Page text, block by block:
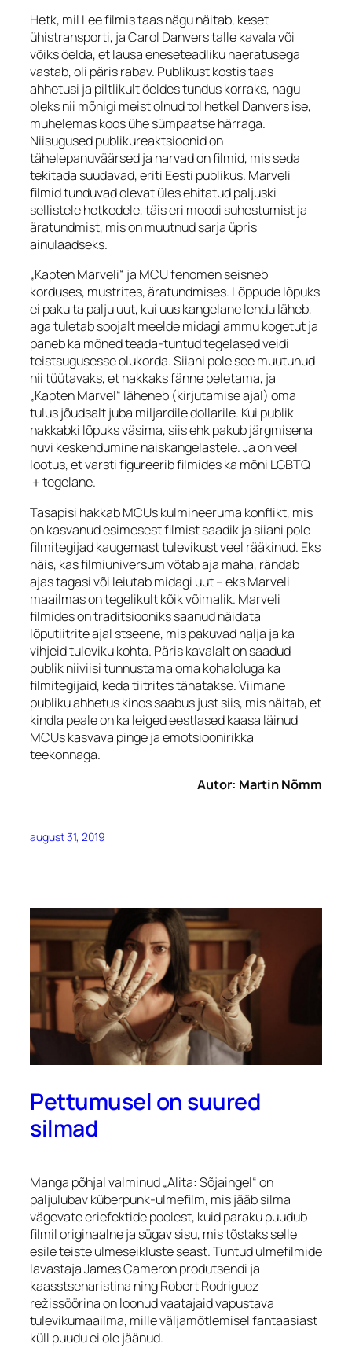
Hetk, mil Lee filmis taas nägu näitab, keset
ühistransporti, ja Carol Danvers talle kavala või
võiks öelda, et lausa eneseteadliku naeratusega
vastab, oli päris rabav. Publikust kostis taas
ahhetusi ja piltlikult öeldes tundus korraks, nagu
oleks nii mõnigi meist olnud tol hetkel Danvers ise,
muhelemas koos ühe sümpaatse härraga.
Niisugused publikureaktsioonid on
tähelepanuväärsed ja harvad on filmid, mis seda
tekitada suudavad, eriti Eesti publikus. Marveli
filmid tunduvad olevat üles ehitatud paljuski
sellistele hetkedele, täis eri moodi suhestumist ja
äratundmist, mis on muutnud sarja üpris
ainulaadseks.
„Kapten Marveli“ ja MCU fenomen seisneb
korduses, mustrites, äratundmises. Lõppude lõpuks
ei paku ta palju uut, kui uus kangelane lendu läheb,
aga tuletab soojalt meelde midagi ammu kogetut ja
paneb ka mõned teada-tuntud tegelased veidi
teistsugusesse olukorda. Siiani pole see muutunud
nii tüütavaks, et hakkaks fänne peletama, ja
„Kapten Marvel“ läheneb (kirjutamise ajal) oma
tulus jõudsalt juba miljardile dollarile. Kui publik
hakkabki lõpuks väsima, siis ehk pakub järgmisena
huvi keskendumine naiskangelastele. Ja on veel
lootus, et varsti figureerib filmides ka mõni LGBTQ
＋tegelane.
Tasapisi hakkab MCUs kulmineeruma konflikt, mis
on kasvanud esimesest filmist saadik ja siiani pole
filmitegijad kaugemast tulevikust veel rääkinud. Eks
näis, kas filmiuniversum võtab aja maha, rändab
ajas tagasi või leiutab midagi uut – eks Marveli
maailmas on tegelikult kõik võimalik. Marveli
filmides on traditsiooniks saanud näidata
lõputiitrite ajal stseene, mis pakuvad nalja ja ka
vihjeid tuleviku kohta. Päris kavalalt on saadud
publik niiviisi tunnustama oma kohaloluga ka
filmitegijaid, keda tiitrites tänatakse. Viimane
publiku ahhetus kinos saabus just siis, mis näitab, et
kindla peale on ka leiged eestlased kaasa läinud
MCUs kasvava pinge ja emotsioonirikka
teekonnaga.
Autor: Martin Nõmm
august 31, 2019
Pettumusel on suured
silmad
Manga põhjal valminud „Alita: Sõjaingel“ on
paljulubav küberpunk-ulmefilm, mis jääb silma
vägevate eriefektide poolest, kuid paraku puudub
filmil originaalne ja sügav sisu, mis tõstaks selle
esile teiste ulmeseikluste seast. Tuntud ulmefilmide
lavastaja James Cameron produtsendi ja
kaasstsenaristina ning Robert Rodriguez
režissöörina on loonud vaatajaid vapustava
tulevikumaailma, mille väljamõtlemisel fantaasiast
küll puudu ei ole jäänud.